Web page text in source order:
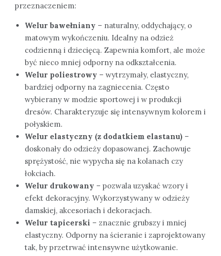
przeznaczeniem:
Welur bawełniany – naturalny, oddychający, o
matowym wykończeniu. Idealny na odzież
codzienną i dziecięcą. Zapewnia komfort, ale może
być nieco mniej odporny na odkształcenia.
Welur poliestrowy – wytrzymały, elastyczny,
bardziej odporny na zagniecenia. Często
wybierany w modzie sportowej i w produkcji
dresów. Charakteryzuje się intensywnym kolorem i
połyskiem.
Welur elastyczny (z dodatkiem elastanu) –
doskonały do odzieży dopasowanej. Zachowuje
sprężystość, nie wypycha się na kolanach czy
łokciach.
Welur drukowany – pozwala uzyskać wzory i
efekt dekoracyjny. Wykorzystywany w odzieży
damskiej, akcesoriach i dekoracjach.
Welur tapicerski – znacznie grubszy i mniej
elastyczny. Odporny na ścieranie i zaprojektowany
tak, by przetrwać intensywne użytkowanie.